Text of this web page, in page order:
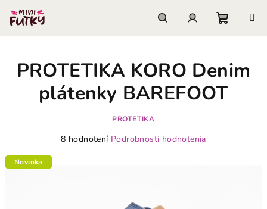
obsah
košík
PROTETIKA KORO Denim
plátenky BAREFOOT
PROTETIKA
Priemerné
8 hodnotení Podrobnosti hodnotenia
Novinka